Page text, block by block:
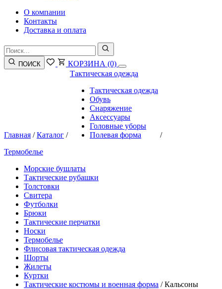
О компании
Контакты
Доставка и оплата
ПОИСК КОРЗИНА (0)
Главная /Каталог /
Тактическая одежда
Тактическая одежда
Обувь
Снаряжение
Аксессуары
Головные уборы
Полевая форма
/
Термобелье
Морские бушлаты
Тактические рубашки
Толстовки
Свитера
Футболки
Брюки
Тактические перчатки
Носки
Термобелье
Флисовая тактическая одежда
Шорты
Жилеты
Куртки
Тактические костюмы и военная форма /Кальсоны